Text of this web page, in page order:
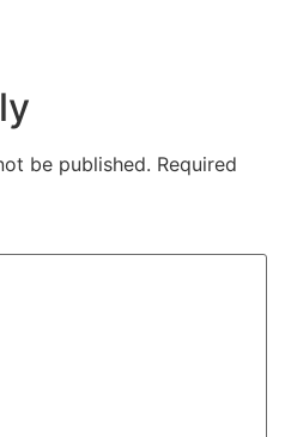
be published. Required